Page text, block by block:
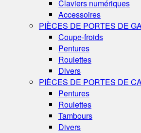
Claviers numériques
Accessoires
PIÈCES DE PORTES DE
Coupe-froids
Pentures
Roulettes
Divers
PIÈCES DE PORTES DE
Pentures
Roulettes
Tambours
Divers